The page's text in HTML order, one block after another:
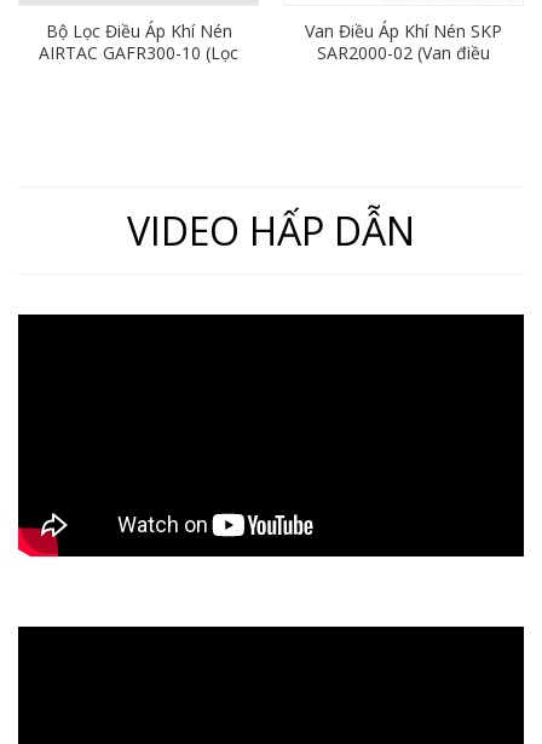
Bộ Lọc Điều Áp Khí Nén
AIRTAC GAFR300-10 (Lọc
Van Điều Áp Khí Nén SKP
SAR2000-02 (Van điều
VIDEO HẤP DẪN